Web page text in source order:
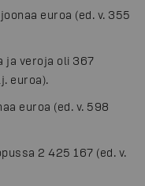
euroa (ed. v. 355
ja veroja oli 367
euroa).
euroa (ed. v. 598
2 425 167 (ed. v.